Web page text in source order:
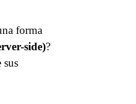
forma
side)?
sus